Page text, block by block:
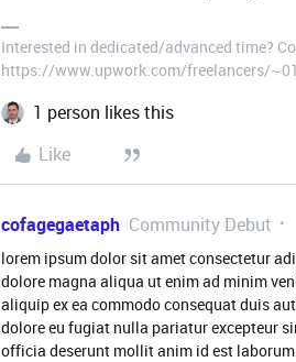
Interested in dedicated/advanced time?
https://www.upwork.com/freelancers/
1 person likes this
Like
cofagegaetaph Community Debut
lorem ipsum dolor sit amet consectetur
dolore magna aliqua ut enim ad minim
aliquip ex ea commodo consequat duis
dolore eu fugiat nulla pariatur excepteur
officia deserunt mollit anim id est